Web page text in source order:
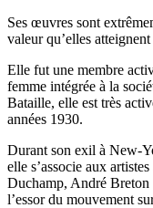
Ses œuvres sont
valeur qu’elles
Elle fut une membre
femme intégrée à la
Bataille, elle est très
années 1930.
Durant son exil à New-
elle s’associe aux
Duchamp, André Breton
l’essor du mouvement